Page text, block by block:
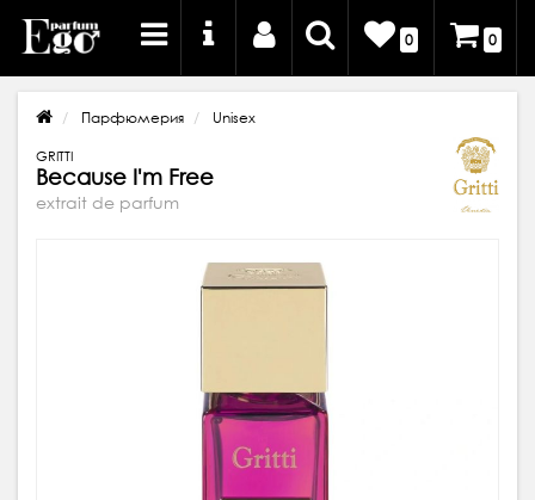
0 0
Парфюмерия Unisex
GRITTI
Because I'm Free
extrait de parfum